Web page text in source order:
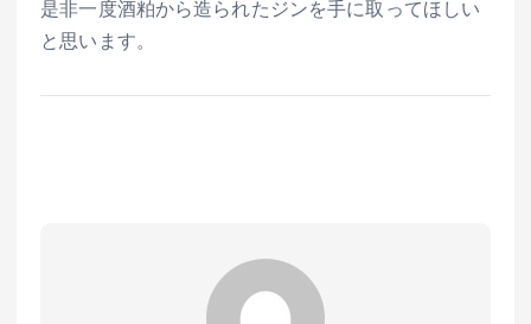
是非一度酒粕から造られたジンを手に取ってほしい
と思います。